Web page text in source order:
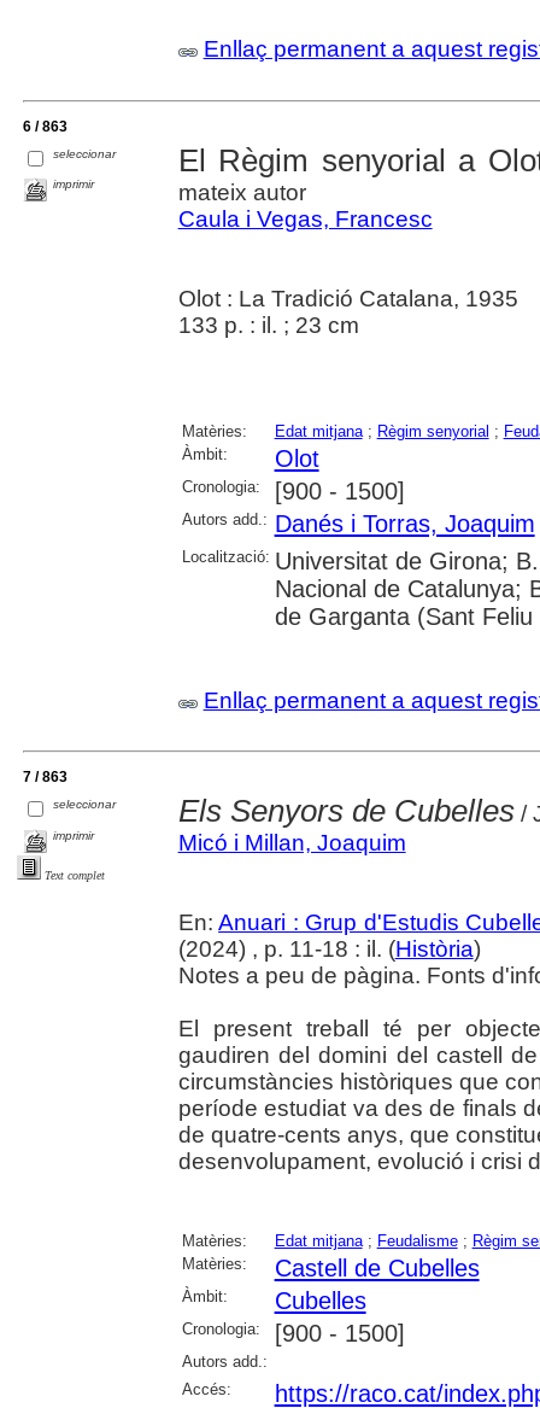
Enllaç permanent a aquest
6 / 863
seleccionar
imprimir
El Règim senyorial a
mateix autor
Caula i Vegas, Francesc
Olot : La Tradició Catalana, 1935
133 p. : il. ; 23 cm
Matèries: Edat mitjana; Règim senyorial ;
Àmbit:
Olot
Cronologia: [900 - 1500]
Autors add.: Danés i Torras, Joaquim
Localització: Universitat de Girona;
Nacional de Catalunya;
de Garganta (Sant Feliu
Enllaç permanent a aquest
7 / 863
seleccionar
imprimir
Text complet
Els Senyors de Cubelles/
Micó i Millan, Joaquim
En:Anuari : Grup d'Estudis
(2024) , p. 11-18 : il. (Història)
Notes a peu de pàgina. Fonts
El present treball té per
gaudiren del domini del castell
circumstàncies històriques que
període estudiat va des de finals
de quatre-cents anys, que
desenvolupament, evolució i crisi
Matèries: Edat mitjana; Feudalisme; Règim
Matèries:
Castell de Cubelles
Àmbit: Cubelles
Cronologia: [900 - 1500]
Autors add.:
Accés:
https://raco.cat/